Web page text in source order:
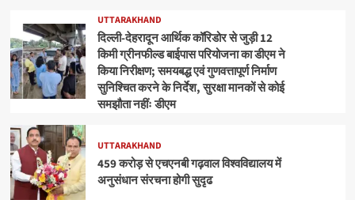
UTTARAKHAND
दिल्ली-देहरादून आर्थिक कॉरिडोर से जुड़ी 12
किमी ग्रीनफील्ड बाईपास परियोजना का डीएम ने
किया निरीक्षण; समयबद्ध एवं गुणवत्तापूर्ण निर्माण
सुनिश्चित करने के निर्देश, सुरक्षा मानकों से कोई
समझौता नहींः डीएम
UTTARAKHAND
459 करोड़ से एचएनबी गढ़वाल विश्वविद्यालय में
अनुसंधान संरचना होगी सुदृढ